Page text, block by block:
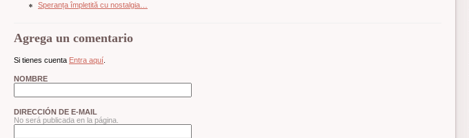
Speranța împletită cu nostalgia…
Agrega un comentario
Si tienes cuenta Entra aquí
NOMBRE
DIRECCIÓN DE E-MAIL
No será publicada en la página.